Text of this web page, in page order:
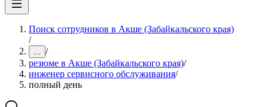
Поиск сотрудников в Акше (Забайкальского края)
/
... /
резюме в Акше (Забайкальского края)/
инженер сервисного обслуживания/
полный день